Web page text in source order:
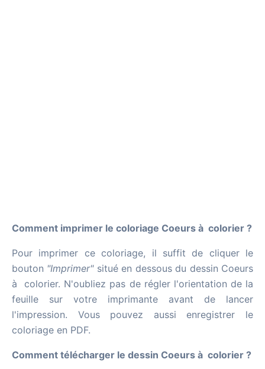
Comment imprimer le coloriage Coeurs à colorier ?
Pour imprimer ce coloriage, il suffit de cliquer le
bouton "Imprimer"situé en dessous du dessin Coeurs
à colorier. N'oubliez pas de régler l'orientation de la
feuille sur votre imprimante avant de lancer
l'impression. Vous pouvez aussi enregistrer le
coloriage en PDF.
Comment télécharger le dessin Coeurs à colorier ?